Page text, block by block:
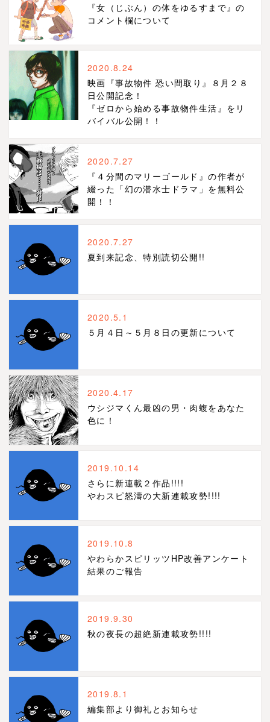
『女（じぶん）の体をゆるすまで』の
コメント欄について
2020.8.24
映画『事故物件 恐い間取り』８月２８
日公開記念！
『ゼロから始める事故物件生活』をリ
バイバル公開！！
2020.7.27
『４分間のマリーゴールド』の作者が
綴った「幻の潜水士ドラマ」を無料公
開！！
2020.7.27
夏到来記念、特別読切公開!!
2020.5.1
５月４日～５月８日の更新について
2020.4.17
ウシジマくん最凶の男・肉蝮をあなた
色に！
2019.10.14
さらに新連載２作品!!!!
やわスピ怒濤の大新連載攻勢!!!!
2019.10.8
やわらかスピリッツHP改善アンケート
結果のご報告
2019.9.30
秋の夜長の超絶新連載攻勢!!!!
2019.8.1
編集部より御礼とお知らせ